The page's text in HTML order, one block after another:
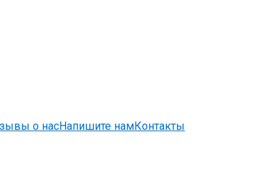
о насНапишите намКонтакты